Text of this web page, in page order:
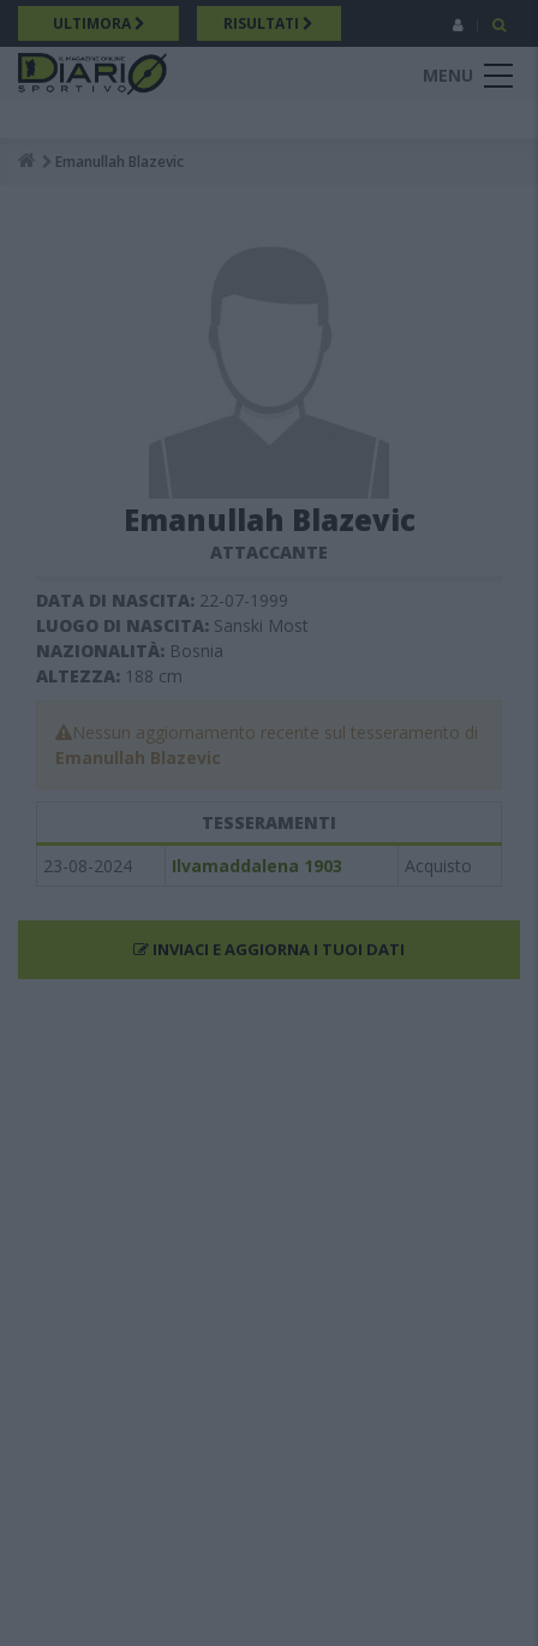
Salta
al
contenuto
principale
ULTIMORA RISULTATI
MENU
Breadcrumb
Emanullah Blazevic
Emanullah Blazevic
ATTACCANTE
DATA DI NASCITA: 22-07-1999
LUOGO DI NASCITA: Sanski Most
NAZIONALITÀ: Bosnia
ALTEZZA: 188 cm
Nessun aggiornamento recente sul tesseramento di
Emanullah Blazevic
TESSERAMENTI
23-08-2024
Ilvamaddalena 1903 Acquisto
INVIACI E AGGIORNA I TUOI DATI